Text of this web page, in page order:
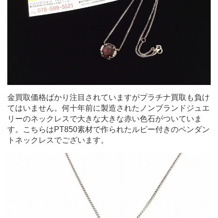
金買取価格ばかり注目されていますがプラチナ買取も負け
てはいません。何十年前に製造されたノンブランドジュエ
リーのネックレスで大きな大きな赤い色石がついていま
す。こちらはPT850素材で作られたルビー付きのペンダン
トネックレスでございます。